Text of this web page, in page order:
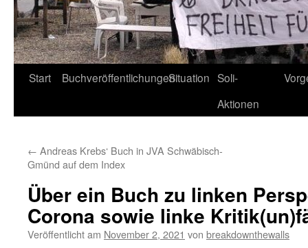
Start BuchveröffentlichungenSituation Soli-
Aktionen
← Andreas Krebs‘ Buch in JVA Schwäbisch-
Gmünd auf dem Index
Über ein Buch zu linken
Corona sowie linke
Veröffentlicht am November 2, 2021 von breakdownthewalls